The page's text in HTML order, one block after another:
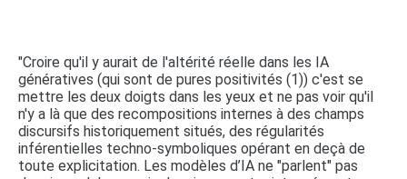
"Croire qu'il y aurait de l'altérité réelle dans les IA
génératives (qui sont de pures positivités (1)) c'est se
mettre les deux doigts dans les yeux et ne pas voir qu'il
n'y a là que des recompositions internes à des champs
discursifs historiquement situés, des régularités
inférentielles techno-symboliques opérant en deçà de
toute explicitation. Les modèles d’IA ne "parlent" pas